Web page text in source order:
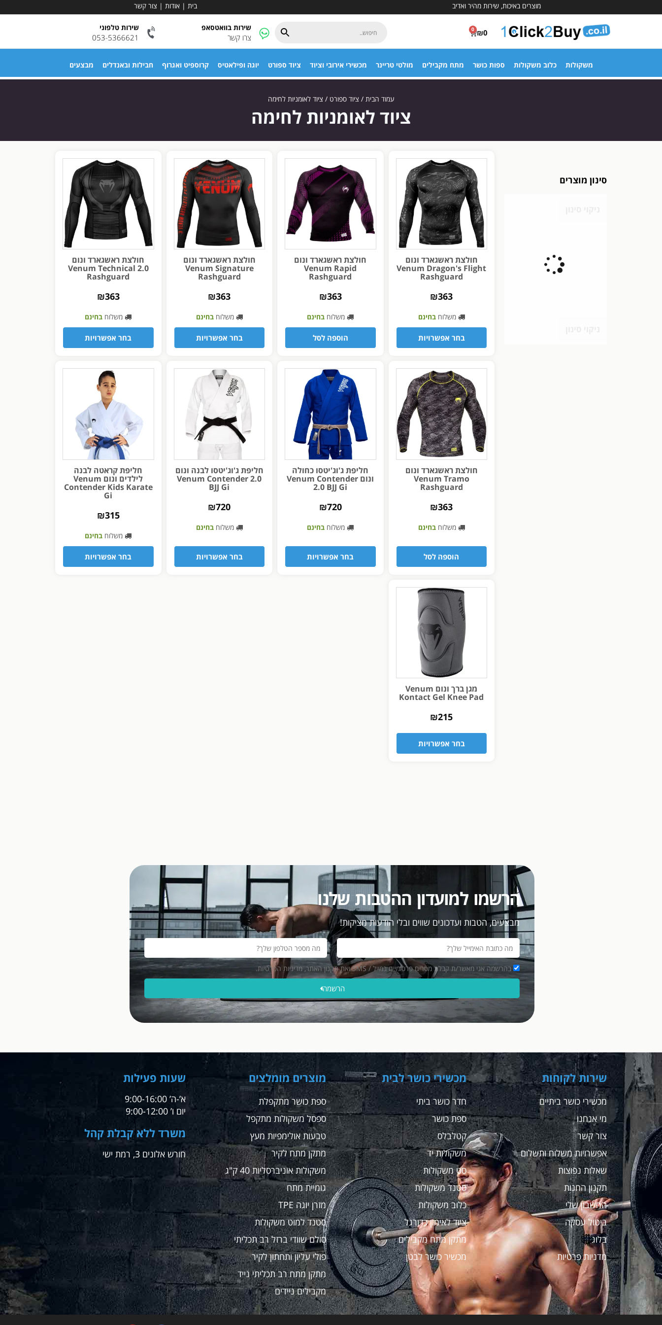
מוצרים באיכות, שירות מהיר ואדיב בית | אודות | צור קשר
₪0
0 שירות בוואטסאפ
צרו קשר
שירות טלפוני
053-5366621
משקולות כלוב משקולות ספות כושר מתח מקבילים מולטי טריינר מכשירי אירובי וציוד ציוד ספורט יוגה ופילאטיס קרוספיט ואגרוף חבילות ובאנדלים מבצעים
עמוד הבית / ציוד ספורט / ציוד לאומניות לחימה
ציוד לאומניות לחימה
סינון מוצרים
חולצת ראשגארד ונום
Venum Dragon's Flight
Rashguard
₪363
משלוחבחינם
בחר אפשרויות
חולצת ראשגארד ונום
Venum Rapid
Rashguard
₪363
משלוח בחינם
הוספה לסל
חולצת ראשגארד ונום
Venum Signature
Rashguard
₪363
משלוחבחינם
בחר אפשרויות
חולצת ראשגארד ונום
Venum Technical 2.0
Rashguard
₪363
משלוח בחינם
בחר אפשרויות
חולצת ראשגארד ונום
Venum Tramo
Rashguard
₪363
משלוחבחינם
הוספה לסל
חליפת ג'וג'יטסו כחולה
ונום Venum Contender
2.0 BJJ Gi
₪720
משלוח בחינם
בחר אפשרויות
חליפת ג'וג'יטסו לבנה ונום
Venum Contender 2.0
BJJ Gi
₪720
משלוחבחינם
בחר אפשרויות
חליפת קראטה לבנה
לילדים ונום Venum
Contender Kids Karate
Gi
₪315
משלוח בחינם
בחר אפשרויות
מגן ברך ונום Venum
Kontact Gel Knee Pad
₪215
בחר אפשרויות
הרשמו למועדון ההטבות שלנו
מבצעים, הטבות ועדכונים שווים ובלי הודעות מציקות!
בהרשמה אני מאשר/ת קבלת מסרים פרסומיים במייל / SMS ואת תקנון האתר, מדיניות הפרטיות.
הרשמה
שירות לקוחות
מכשירי כושר ביתיים
מי אנחנו
צור קשר
אפשרויות משלוח ותשלום
שאלות נפוצות
תקנון החנות
החשבון שלי
ביטול עסקה
בלוג
מדניות פרטיות
מכשירי כושר לבית
חדר כושר ביתי
ספת כושר
קטלבלס
משקולות יד
סט משקולות
סטנד משקולות
כלוב משקולות
ציוד לאימון כדורגל
מתקן מתח מקבילים
מכשיר כושר לבטן
מוצרים מומלצים
ספת כושר מתקפלת
ספסל משקולות מתקפל
טבעות אולימפיות מעץ
מתקן מתח לקיר
משקולות אוניברסליות 40 ק"ג
גומיית מתח
מזרן יוגה TPE
סטנד למוט משקולות
סולם שוודי ברזל רב תכליתי
פולי עליון ותחתון לקיר
מתקן מתח רב תכליתי נייד
מקבילים ניידים
שעות פעילות
א’-ה’ 9:00-16:00
יום ו’ 9:00-12:00
משרד ללא קבלת קהל
חורש אלונים 3, רמת ישי